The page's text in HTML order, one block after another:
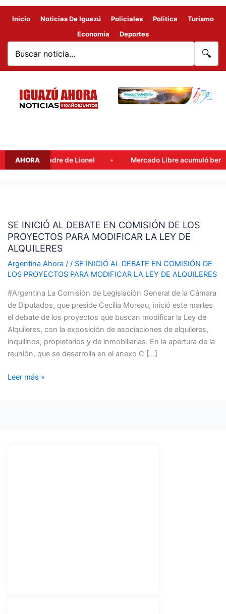
Inicio Noticias De Iguazú Policiales Politica
Turismo
Economia
Deportes
🔍
AHORA
Messi, padre de Lionel Mercado Libre acumuló
SE INICIÓ AL DEBATE EN COMISIÓN DE LOS
PROYECTOS PARA MODIFICAR LA LEY DE
ALQUILERES
Argentina Ahora / / SE INICIÓ AL DEBATE EN COMISIÓN DE
LOS PROYECTOS PARA MODIFICAR LA LEY DE ALQUILERES
#Argentina La Comisión de Legislación General de la Cámara
de Diputados, que preside Cecilia Moreau, inició este martes
el debate de los proyectos que buscan modificar la Ley de
Alquileres, con la exposición de asociaciones de alquileres,
inquilinos, propietarios y de inmobiliarias. En la apertura de la
reunión, que se desarrolla en el anexo C […]
AL
DEBATE
EN
COMISIÓN
DE
PROYECTOS
PARA
MODIFICAR
LA
LEY
DE
ALQUILERES
Leer más »